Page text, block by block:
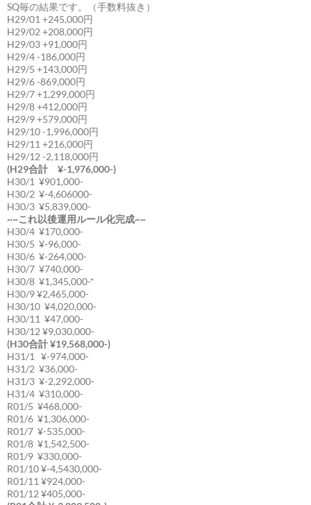
SQ毎の結果です。（手数料抜き）
H29/01 +245,000円
H29/02 +208,000円
H29/03 +91,000円
H29/4 -186,000円
H29/5 +143,000円
H29/6 -869,000円
H29/7 +1,299,000円
H29/8 +412,000円
H29/9 +579,000円
H29/10 -1,996,000円
H29/11 +216,000円
H29/12 -2,118,000円
(H29合計 ¥-1,976,000-)
H30/1 ¥901,000-
H30/2 ¥-4,606000-
H30/3 ¥5,839,000-
~~これ以後運用ルール化完成~~
H30/4 ¥170,000-
H30/5 ¥-96,000-
H30/6 ¥-264,000-
H30/7 ¥740,000-
H30/8 ¥1,345,000-*
H30/9 ¥2,465,000-
H30/10 ¥4,020,000-
H30/11 ¥47,000-
H30/12 ¥9,030,000-
(H30合計 ¥19,568,000-)
H31/1 ¥-974,000-
H31/2 ¥36,000-
H31/3 ¥-2,292,000-
H31/4 ¥310,000-
R01/5 ¥468,000-
R01/6 ¥1,306,000-
R01/7 ¥-535,000-
R01/8 ¥1,542,500-
R01/9 ¥330,000-
R01/10 ¥-4,5430,000-
R01/11 ¥924,000-
R01/12 ¥405,000-